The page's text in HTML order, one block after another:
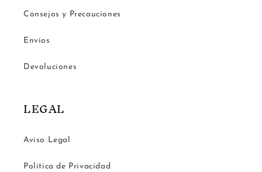
Consejos y Precauciones
Envíos
Devoluciones
LEGAL
Aviso Legal
Política de Privacidad